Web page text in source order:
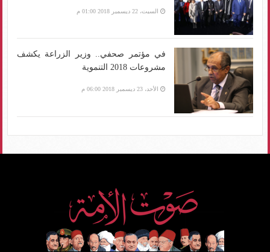
السبت، 22 ديسمبر 2018 01:00 م
في مؤتمر صحفي.. وزير الزراعة يكشف
مشروعات 2018 التنموية
الأحد، 23 ديسمبر 2018 06:00 م